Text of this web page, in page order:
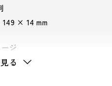
× 14 mm
ジ
る